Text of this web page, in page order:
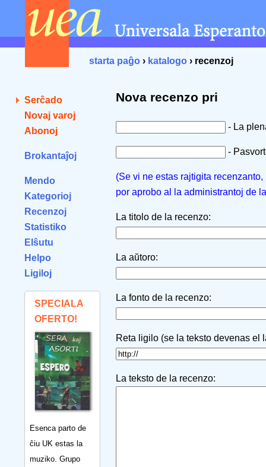
starta paĝo › katalogo › recenzoj
Serĉado
Novaj varoj
Abonoj
Brokantaĵoj
Mendo
Kategorioj
Recenzoj
Statistiko
Elŝutu
Helpo
Ligiloj
SPECIALA
OFERTO!
Esenca parto de
ĉiu UK estas la
muziko. Grupo
Nova recenzo pri
- La
-
(Se vi ne estas rajtigita
por aprobo al la administrantoj de
La titolo de la recenzo:
La aŭtoro:
La fonto de la recenzo:
Reta ligilo (se la teksto devenas el
La teksto de la recenzo: